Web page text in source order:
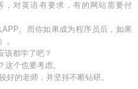
，对英语有要求，有的网站需要付
。而你如果成为程序员后，如果
。
该都学了吧？
个也要考虑。
好的老师，并坚持不断钻研。